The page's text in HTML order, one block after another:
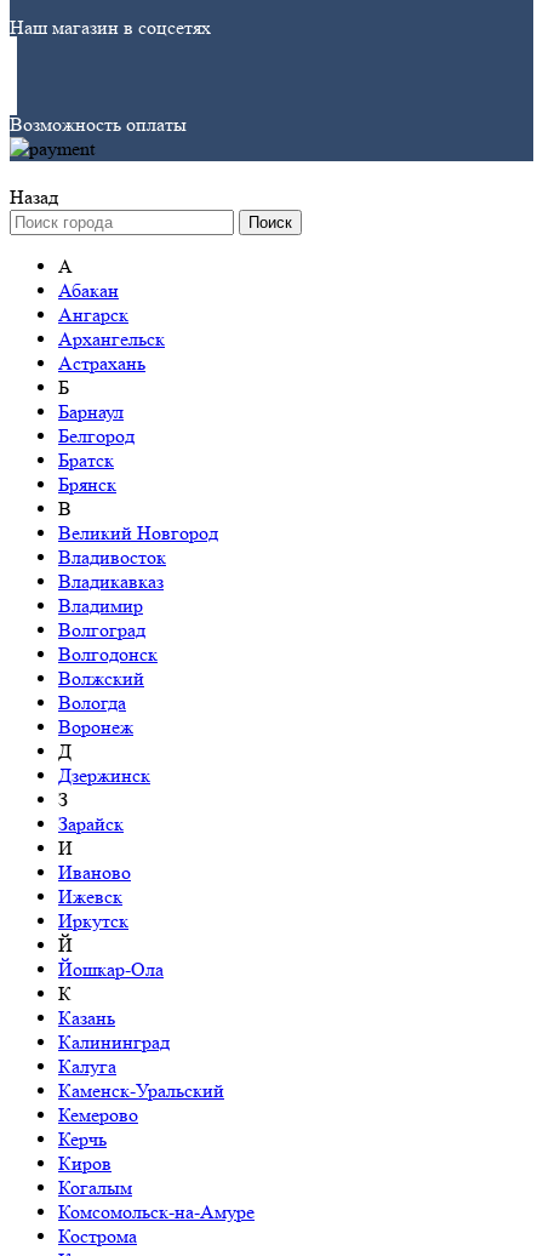
Наш магазин в соцсетях
Возможность оплаты
Назад
Поиск
А
Абакан
Ангарск
Архангельск
Астрахань
Б
Барнаул
Белгород
Братск
Брянск
В
Великий Новгород
Владивосток
Владикавказ
Владимир
Волгоград
Волгодонск
Волжский
Вологда
Воронеж
Д
Дзержинск
З
Зарайск
И
Иваново
Ижевск
Иркутск
Й
Йошкар-Ола
К
Казань
Калининград
Калуга
Каменск-Уральский
Кемерово
Керчь
Киров
Когалым
Комсомольск-на-Амуре
Кострома